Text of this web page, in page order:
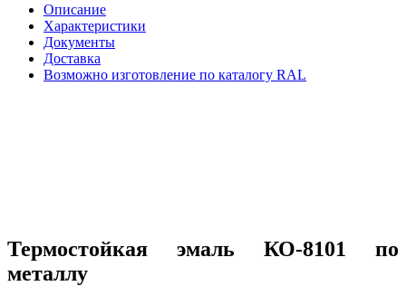
Описание
Характеристики
Документы
Доставка
Возможно изготовление по каталогу RAL
Термостойкая эмаль КО-8101 по
металлу